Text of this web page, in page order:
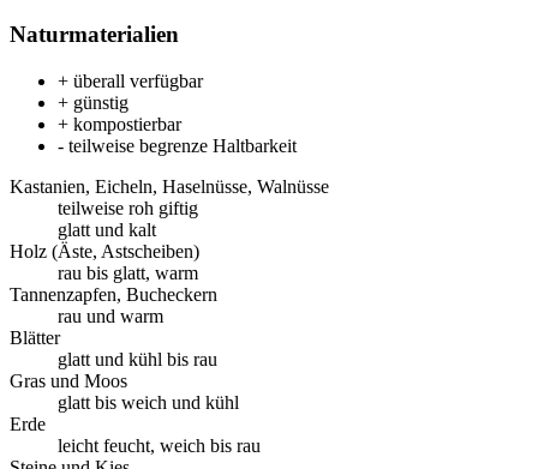
Naturmaterialien
+ überall verfügbar
+ günstig
+ kompostierbar
- teilweise begrenze Haltbarkeit
Kastanien, Eicheln, Haselnüsse, Walnüsse
teilweise roh giftig
glatt und kalt
Holz (Äste, Astscheiben)
rau bis glatt, warm
Tannenzapfen, Bucheckern
rau und warm
Blätter
glatt und kühl bis rau
Gras und Moos
glatt bis weich und kühl
Erde
leicht feucht, weich bis rau